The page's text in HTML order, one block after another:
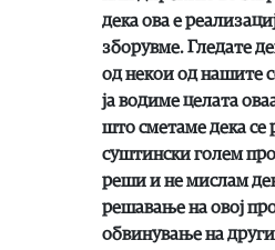
дека ова е
зборувме. Гледате
од некои од нашите
ја водиме целата
што сметаме дека се
суштински голем
реши и не мислам
решавање на овој
обвинување на